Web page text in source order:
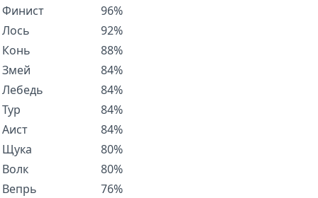
Финист
96%
Лось
92%
Конь
88%
Змей
84%
Лебедь
84%
Тур
84%
Аист
84%
Щука
80%
Волк
80%
Вепрь
76%